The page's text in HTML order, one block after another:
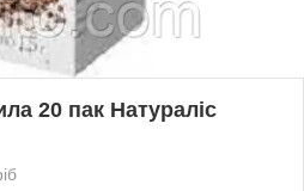
20 пак Натураліс